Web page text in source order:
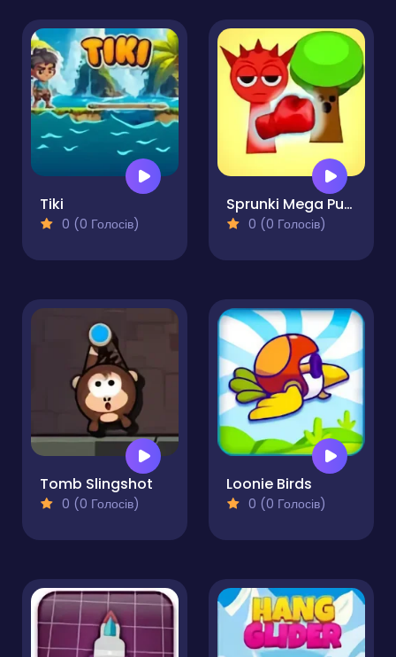
Tiki
0 (0 Голосів)
Sprunki Mega Punch
0 (0 Голосів)
Tomb Slingshot
0 (0 Голосів)
Loonie Birds
0 (0 Голосів)